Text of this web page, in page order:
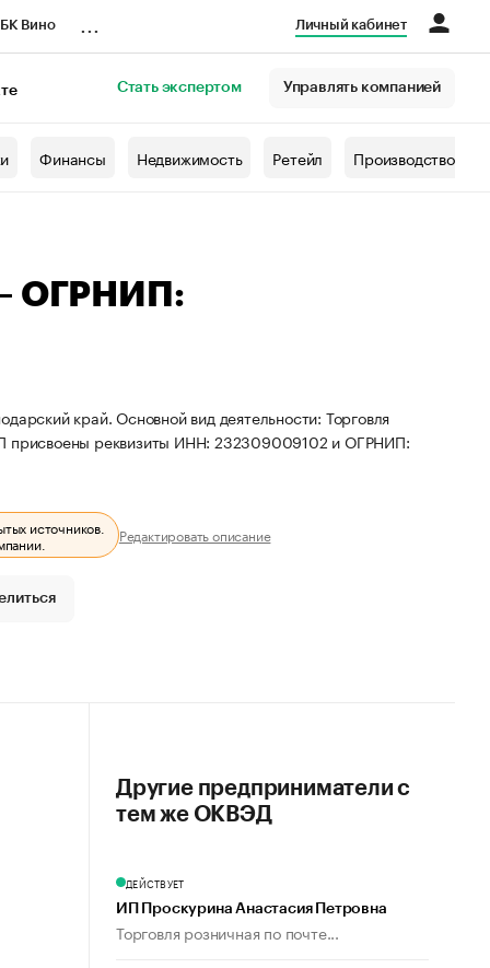
Вино Личный кабинет
Стать экспертом Управлять компанией
Финансы Недвижимость Ретейл Производство
ОГРНИП:
край. Основной вид деятельности: Торговля
присвоены реквизиты ИНН: 232309009102 и ОГРНИП:
источников.
Редактировать описание
Другие предприниматели с
тем же ОКВЭД
ДЕЙСТВУЕТ
ИП Проскурина Анастасия Петровна
Торговля розничная по почте...